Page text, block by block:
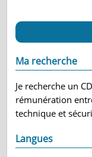
Ma recherche
Je recherche un
rémunération
technique et
Langues